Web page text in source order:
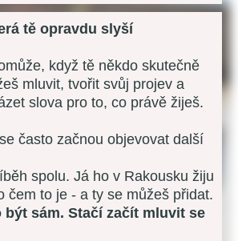
tě opravdu slyší
když tě někdo skutečně
mluvit, tvořit svůj projev a
slova pro to, co právě žiješ.
často začnou objevovat další
spolu. Já ho v Rakousku žiju
čem to je - a ty se můžeš přidat.
být sám. Stačí začít mluvit se